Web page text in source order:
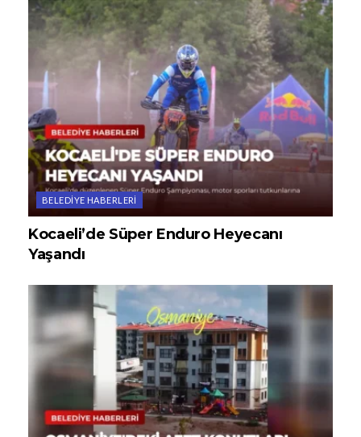
BELEDIYE HABERLERI
Kocaeli’de Süper Enduro Heyecanı
Yaşandı